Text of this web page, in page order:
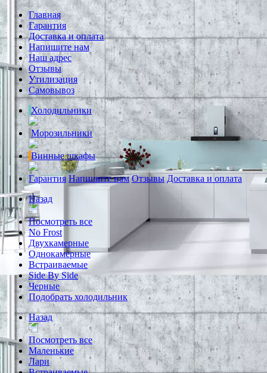
Главная
Гарантия
Доставка и оплата
Напишите нам
Наш адрес
Отзывы
Утилизация
Самовывоз
Холодильники
Морозильники
Винные шкафы
Гарантия Напишите нам Отзывы Доставка и оплата
Назад
Посмотреть все
No Frost
Двухкамерные
Однокамерные
Встраиваемые
Side By Side
Черные
Подобрать холодильник
Назад
Посмотреть все
Маленькие
Лари